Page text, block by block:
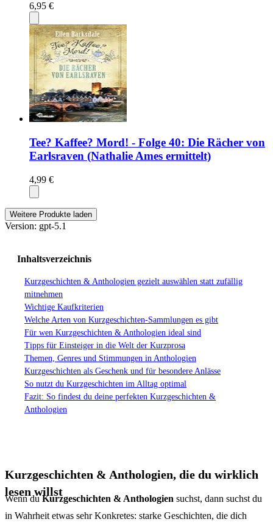
6,95 €
Tee? Kaffee? Mord! - Folge 40: Die Rächer von
Earlsraven (Nathalie Ames ermittelt)
4,99 €
Weitere Produkte laden
Version: gpt-5.1
Kurzgeschichten & Anthologien, die du wirklich
lesen willst
Wenn duKurzgeschichten & Anthologien suchst, dann suchst du
in Wahrheit etwas sehr Konkretes: starke Geschichten, die dich
Inhaltsverzeichnis
Kurzgeschichten & Anthologien gezielt auswählen statt zufällig
mitnehmen
Wichtige Kaufkriterien
Welche Arten von Kurzgeschichten-Sammlungen es gibt
Für wen Kurzgeschichten & Anthologien ideal sind
Tipps für Einsteiger in die Welt der Kurzprosa
Themen, Genres und Stimmungen in Anthologien
Kurzgeschichten als Geschenk und für besondere Anlässe
So nutzt du Kurzgeschichten im Alltag optimal
Fazit: So findest du deine perfekten Kurzgeschichten &
Anthologien